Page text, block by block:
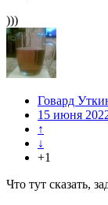
)))
Говард
15 июня
↑
↓
+1
Что тут сказать,